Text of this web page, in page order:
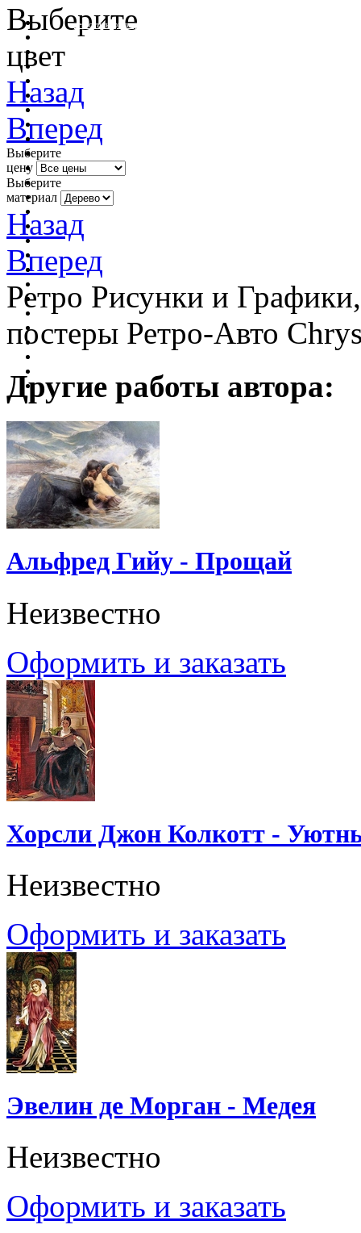
очистить фильтр цвета
Выберите
цвет
Назад
Вперед
Выберите
цену
Выберите
материал
Назад
Вперед
Ретро Рисунки и
постеры Ретро-Авто
Другие работы автора:
Альфред Гийу - Прощай
Неизвестно
Оформить и заказать
Хорсли Джон Колкотт -
Неизвестно
Оформить и заказать
Эвелин де Морган - Медея
Неизвестно
Оформить и заказать